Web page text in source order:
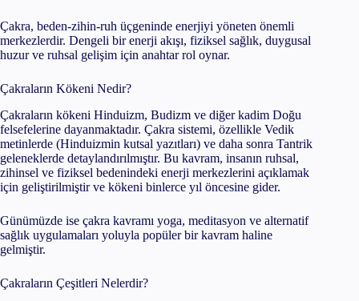
Çakra, beden-zihin-ruh üçgeninde enerjiyi yöneten önemli
merkezlerdir. Dengeli bir enerji akışı, fiziksel sağlık, duygusal
huzur ve ruhsal gelişim için anahtar rol oynar.
Çakraların Kökeni Nedir?
Çakraların kökeni Hinduizm, Budizm ve diğer kadim Doğu
felsefelerine dayanmaktadır. Çakra sistemi, özellikle Vedik
metinlerde (Hinduizmin kutsal yazıtları) ve daha sonra Tantrik
geleneklerde detaylandırılmıştır. Bu kavram, insanın ruhsal,
zihinsel ve fiziksel bedenindeki enerji merkezlerini açıklamak
için geliştirilmiştir ve kökeni binlerce yıl öncesine gider.
Günümüzde ise çakra kavramı yoga, meditasyon ve alternatif
sağlık uygulamaları yoluyla popüler bir kavram haline
gelmiştir.
Çakraların Çeşitleri Nelerdir?